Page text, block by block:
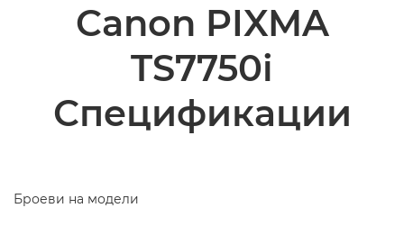
Печатач Canon PIXMA TS7750i
Canon PIXMA
TS7750i
Спецификации
Броеви на модели